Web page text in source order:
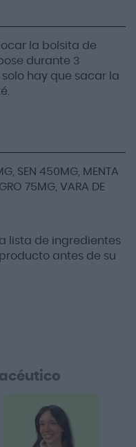
la bolsita de
durante 3
hay que sacar la
SEN 450MG, MENTA
75MG, VARA DE
lista de ingredientes
antes de su